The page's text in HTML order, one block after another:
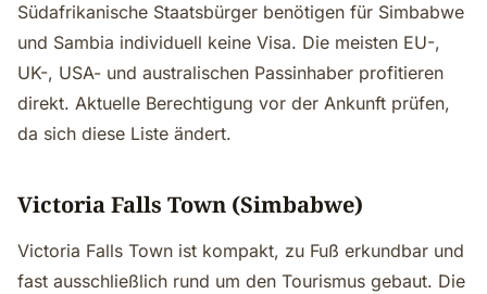
Südafrikanische Staatsbürger benötigen für Simbabwe
und Sambia individuell keine Visa. Die meisten EU-,
UK-, USA- und australischen Passinhaber profitieren
direkt. Aktuelle Berechtigung vor der Ankunft prüfen,
da sich diese Liste ändert.
Victoria Falls Town (Simbabwe)
Victoria Falls Town ist kompakt, zu Fuß erkundbar und
fast ausschließlich rund um den Tourismus gebaut. Die